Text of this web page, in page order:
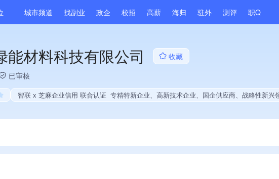
城市频道 找副业 政企 校招 高薪 海归 驻外 测评 职Q
能材料科技有限公司
收藏
已审核
智联 x 芝麻企业信用 联合认证 专精特新企业、高新技术企业、国企供应商、战略性新兴领域创新能力、绝对控股5家公司、A级纳税人、多产业布局、拥有节能环保技术、拥有自主品牌、拥有发明专利、专利授权量同领域前5%、技术布局行业领先、拥有绿色低碳技术、经营年限全市同行前20%、权威管理体系认证、权